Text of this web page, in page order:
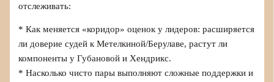
отслеживать:
* Как меняется «коридор» оценок у лидеров: расширяется
ли доверие судей к Метелкиной/Берулаве, растут ли
компоненты у Губановой и Хендрикс.
* Насколько чисто пары выполняют сложные поддержки и